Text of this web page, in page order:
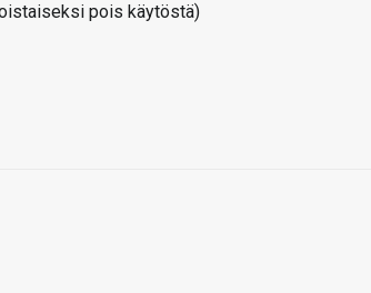
pois käytöstä)